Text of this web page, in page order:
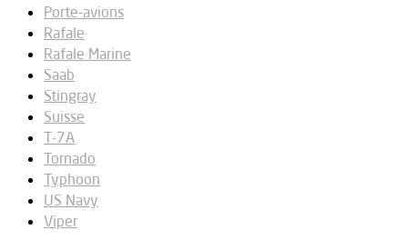
Porte-avions
Rafale
Rafale Marine
Saab
Stingray
Suisse
T-7A
Tornado
Typhoon
US Navy
Viper